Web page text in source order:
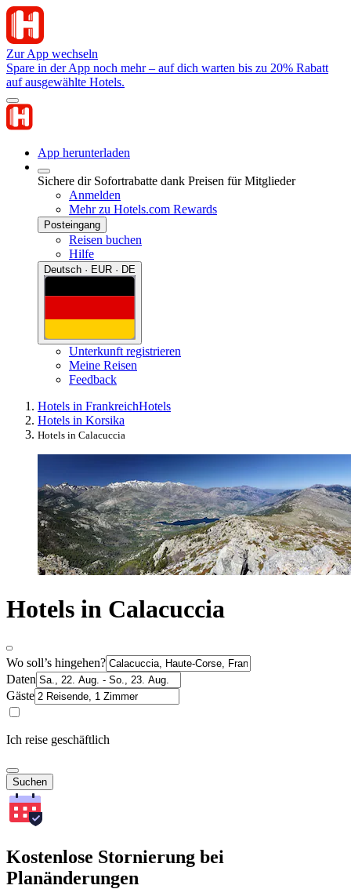
Zur App wechseln
Spare in der App noch mehr – auf dich warten bis zu 20% Rabatt
auf ausgewählte Hotels.
App herunterladen
Sichere dir Sofortrabatte dank Preisen für Mitglieder
Anmelden
Mehr zu Hotels.com Rewards
Posteingang
Reisen buchen
Hilfe
Deutsch · EUR · DE
Unterkunft registrieren
Meine Reisen
Feedback
Hotels in FrankreichHotels
Hotels in Korsika
Hotels in Calacuccia
Hotels in Calacuccia
Wo soll’s hingehen?
Daten
Gäste
Ich reise geschäftlich
Suchen
Kostenlose Stornierung bei
Planänderungen